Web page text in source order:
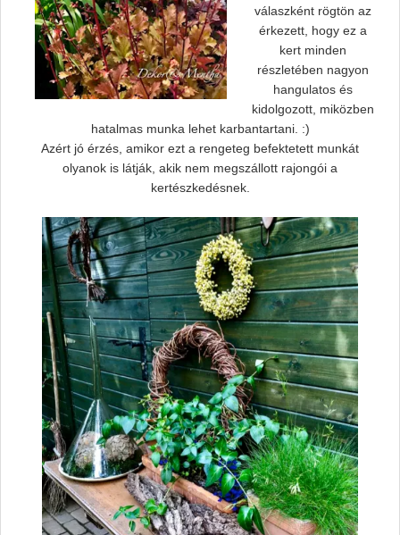
válaszként rögtön az
érkezett, hogy ez a
kert minden
részletében nagyon
hangulatos és
kidolgozott, miközben
hatalmas munka lehet karbantartani. :)
Azért jó érzés, amikor ezt a rengeteg befektetett munkát
olyanok is látják, akik nem megszállott rajongói a
kertészkedésnek.